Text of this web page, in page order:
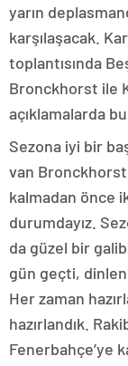
yarın
karşılaşacak.
toplantısında
Bronckhorst ile
açıklamalarda
Sezona iyi bir
van
kalmadan önce
durumdayız.
da güzel bir
gün geçti,
Her zaman
hazırlandık.
Fenerbahçe’ye